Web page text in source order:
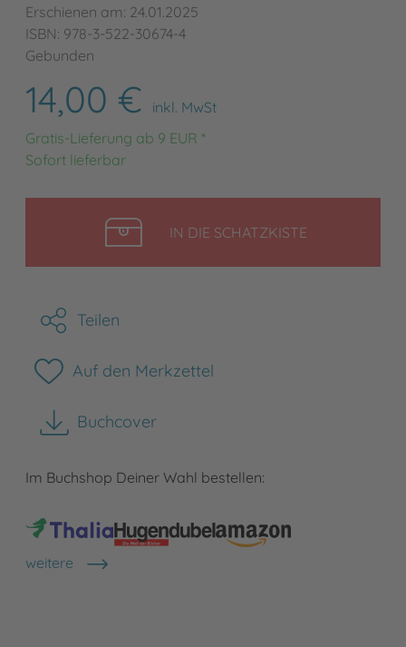
Erschienen am: 24.01.2025
ISBN: 978-3-522-30674-4
Gebunden
14,00 €
inkl. MwSt
Gratis-Lieferung ab 9 EUR *
Sofort lieferbar
IN DIE SCHATZKISTELEGEN
Teilen
Auf den Merkzettel
Buchcover
herunterladen
Im Buchshop Deiner Wahl bestellen:
weitere
Shops anzeigen